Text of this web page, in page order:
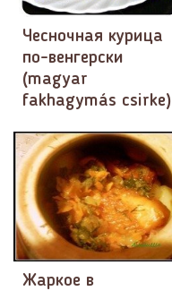
Чесночная курица
по-венгерски
(magyar
fakhagymás csirke)
Жаркое в